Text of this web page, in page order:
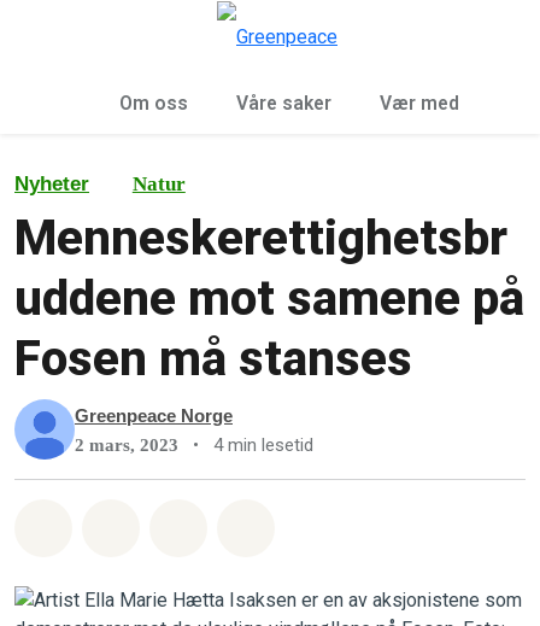
Om oss Våre saker Vær med
Nyheter Natur
Menneskerettighetsbr
uddene mot samene på
Fosen må stanses
Greenpeace Norge
2 mars, 2023 • 4 min lesetid